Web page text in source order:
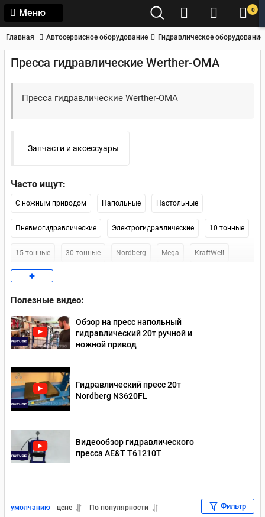
Меню 0
Главная Автосервисное оборудование Гидравлическое оборудование
Пресса гидравлические Werther-OMA
Пресса гидравлические Werther-OMA
Запчасти и аксессуары
Часто ищут:
С ножным приводом Напольные Настольные
Пневмогидравлические Электрогидравлические 10 тонные
15 тонные 30 тонные Nordberg Mega KraftWell
Werther-OMA
Напольный 30 тонн
+
Полезные видео:
Обзор на пресс напольный
гидравлический 20т ручной и
ножной привод
Гидравлический пресс 20т
Nordberg N3620FL
Видеообзор гидравлического
пресса AE&T T61210T
умолчанию цене По популярности Фильтр